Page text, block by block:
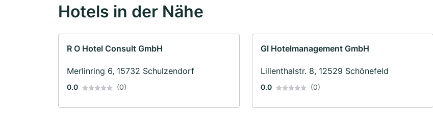
Hotels in der Nähe
R O Hotel Consult GmbH
Merlinring 6, 15732 Schulzendorf
0.0 (0)
GI Hotelmanagement GmbH
Lilienthalstr. 8, 12529 Schönefeld
0.0 (0)